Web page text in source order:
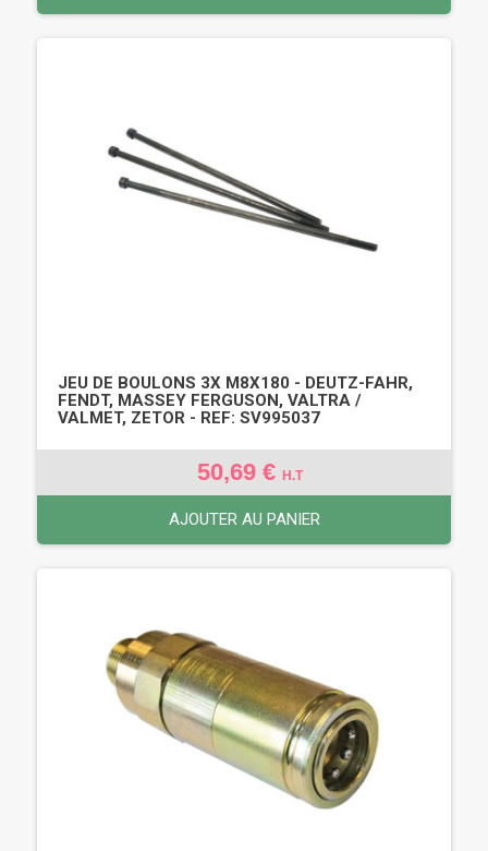
JEU DE BOULONS 3X M8X180 - DEUTZ-FAHR,
FENDT, MASSEY FERGUSON, VALTRA /
VALMET, ZETOR - REF: SV995037
50,69 € H.T
AJOUTER AU PANIER